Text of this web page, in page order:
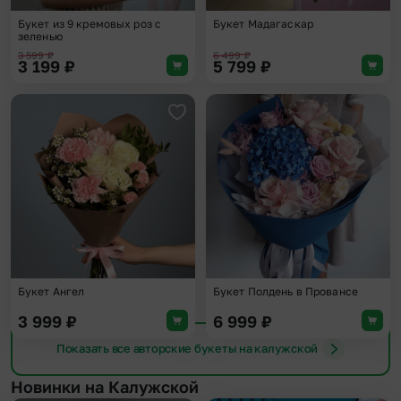
Букет из 9 кремовых роз с
зеленью
3 599₽
3 199 ₽
Букет Мадагаскар
6 499₽
5 799 ₽
Добавить в избранное
Букет Ангел
3 999 ₽
Букет Полдень в Провансе
6 999 ₽
Показать все авторские букеты на калужской
Новинки на Калужской